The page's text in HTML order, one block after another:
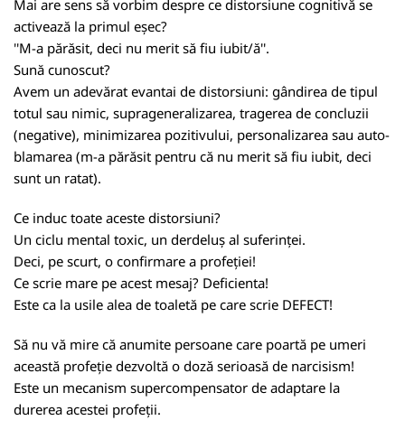
Mai are sens să vorbim despre ce distorsiune cognitivă se
activează la primul eșec?
''M-a părăsit, deci nu merit să fiu iubit/ă''.
Sună cunoscut?
Avem un adevărat evantai de distorsiuni: gândirea de tipul
totul sau nimic, suprageneralizarea, tragerea de concluzii
(negative), minimizarea pozitivului, personalizarea sau auto-
blamarea (m-a părăsit pentru că nu merit să fiu iubit, deci
sunt un ratat).
Ce induc toate aceste distorsiuni?
Un ciclu mental toxic, un derdeluș al suferinței.
Deci, pe scurt, o confirmare a profeției!
Ce scrie mare pe acest mesaj? Deficienta!
Este ca la usile alea de toaletă pe care scrie DEFECT!
Să nu vă mire că anumite persoane care poartă pe umeri
această profeție dezvoltă o doză serioasă de narcisism!
Este un mecanism supercompensator de adaptare la
durerea acestei profeții.